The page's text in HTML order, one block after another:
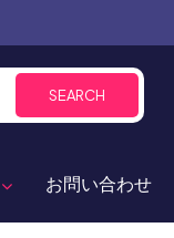
SEARCH
お問い合わせ